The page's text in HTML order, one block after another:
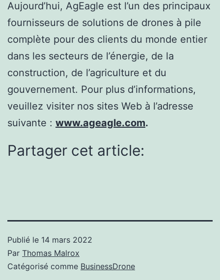
Aujourd’hui, AgEagle est l’un des principaux
fournisseurs de solutions de drones à pile
complète pour des clients du monde entier
dans les secteurs de l’énergie, de la
construction, de l’agriculture et du
gouvernement. Pour plus d’informations,
veuillez visiter nos sites Web à l’adresse
suivante : www.ageagle.com.
Partager cet article:
Publié le 14 mars 2022
Par Thomas Malrox
Catégorisé comme BusinessDrone